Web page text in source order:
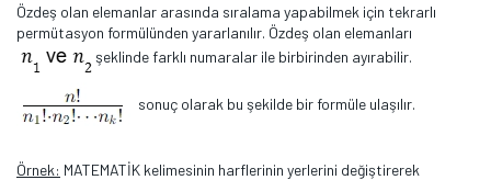
Özdeş olan elemanlar arasında sıralama yapabilmek için tekrarlı
permütasyon formülünden yararlanılır. Özdeş olan elemanları
şeklinde farklı numaralar ile birbirinden ayırabilir.
sonuç olarak bu şekilde bir formüle ulaşılır.
Örnek: MATEMATİK kelimesinin harflerinin yerlerini değiştirerek